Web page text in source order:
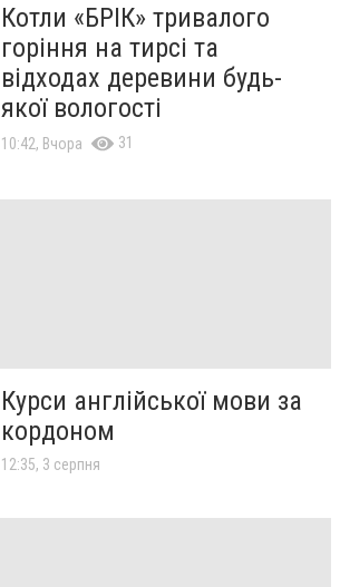
Котли «БРІК» тривалого
горіння на тирсі та
відходах деревини будь-
якої вологості
10:42, Вчора 31
Курси англійської мови за
кордоном
12:35, 3 серпня